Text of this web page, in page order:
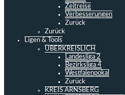
Zeitreise
Verbesserungen
Zurück
Zurück
Ligen & Tools
ÜBERKREISLICH
Landesliga 2
Bezirksliga 4
Westfalenpokal
Zurück
KREIS ARNSBERG